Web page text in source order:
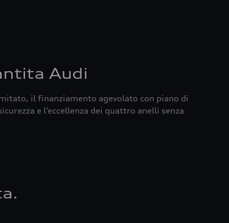
Audi
il finanziamento agevolato con piano di
e l’eccellenza dei quattro anelli senza